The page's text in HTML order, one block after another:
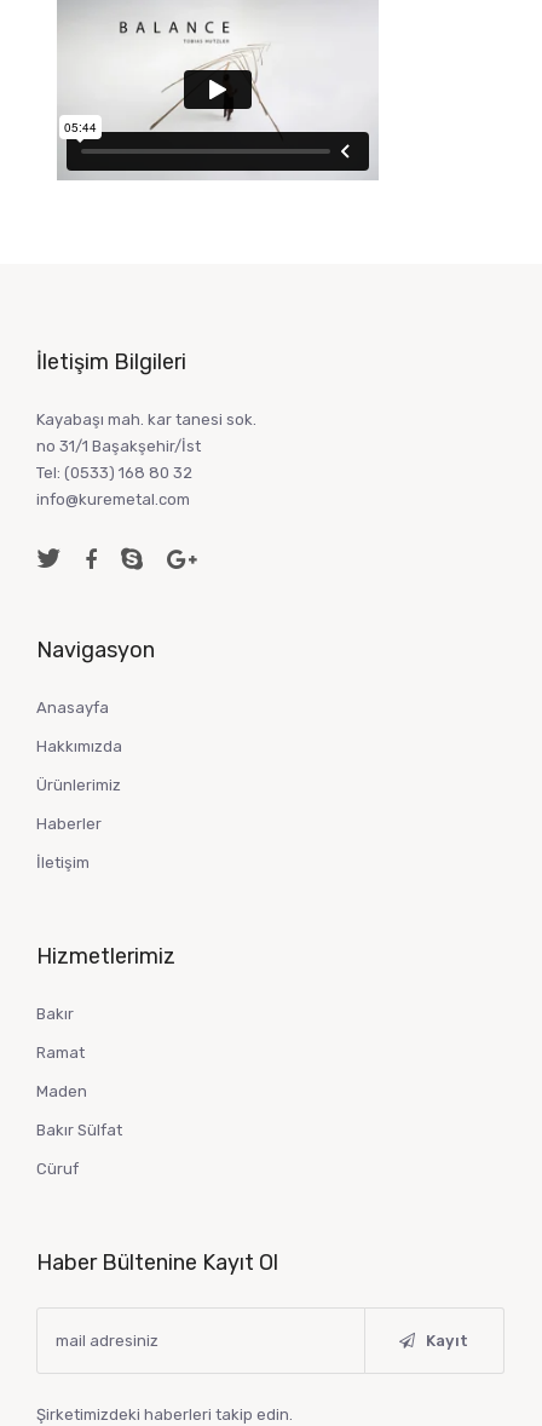
İletişim Bilgileri
Kayabaşı mah. kar tanesi sok.
no 31/1 Başakşehir/İst
Tel: (0533) 168 80 32
info@kuremetal.com
Navigasyon
Anasayfa
Hakkımızda
Ürünlerimiz
Haberler
İletişim
Hizmetlerimiz
Bakır
Ramat
Maden
Bakır Sülfat
Cüruf
Haber Bültenine Kayıt Ol
Kayıt
Şirketimizdeki haberleri takip edin.